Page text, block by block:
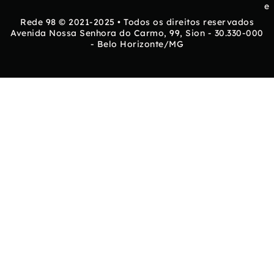
e
Rede 98 © 2021-2025 • Todos os direitos reservados
Avenida Nossa Senhora do Carmo, 99, Sion - 30.330-000
- Belo Horizonte/MG